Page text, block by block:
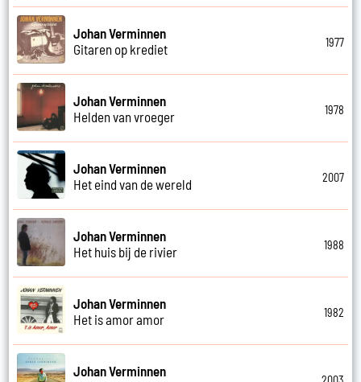
Johan Verminnen
Gitaren op krediet
1977
Johan Verminnen
Helden van vroeger
1978
Johan Verminnen
Het eind van de wereld
2007
Johan Verminnen
Het huis bij de rivier
1988
Johan Verminnen
Het is amor amor
1982
Johan Verminnen